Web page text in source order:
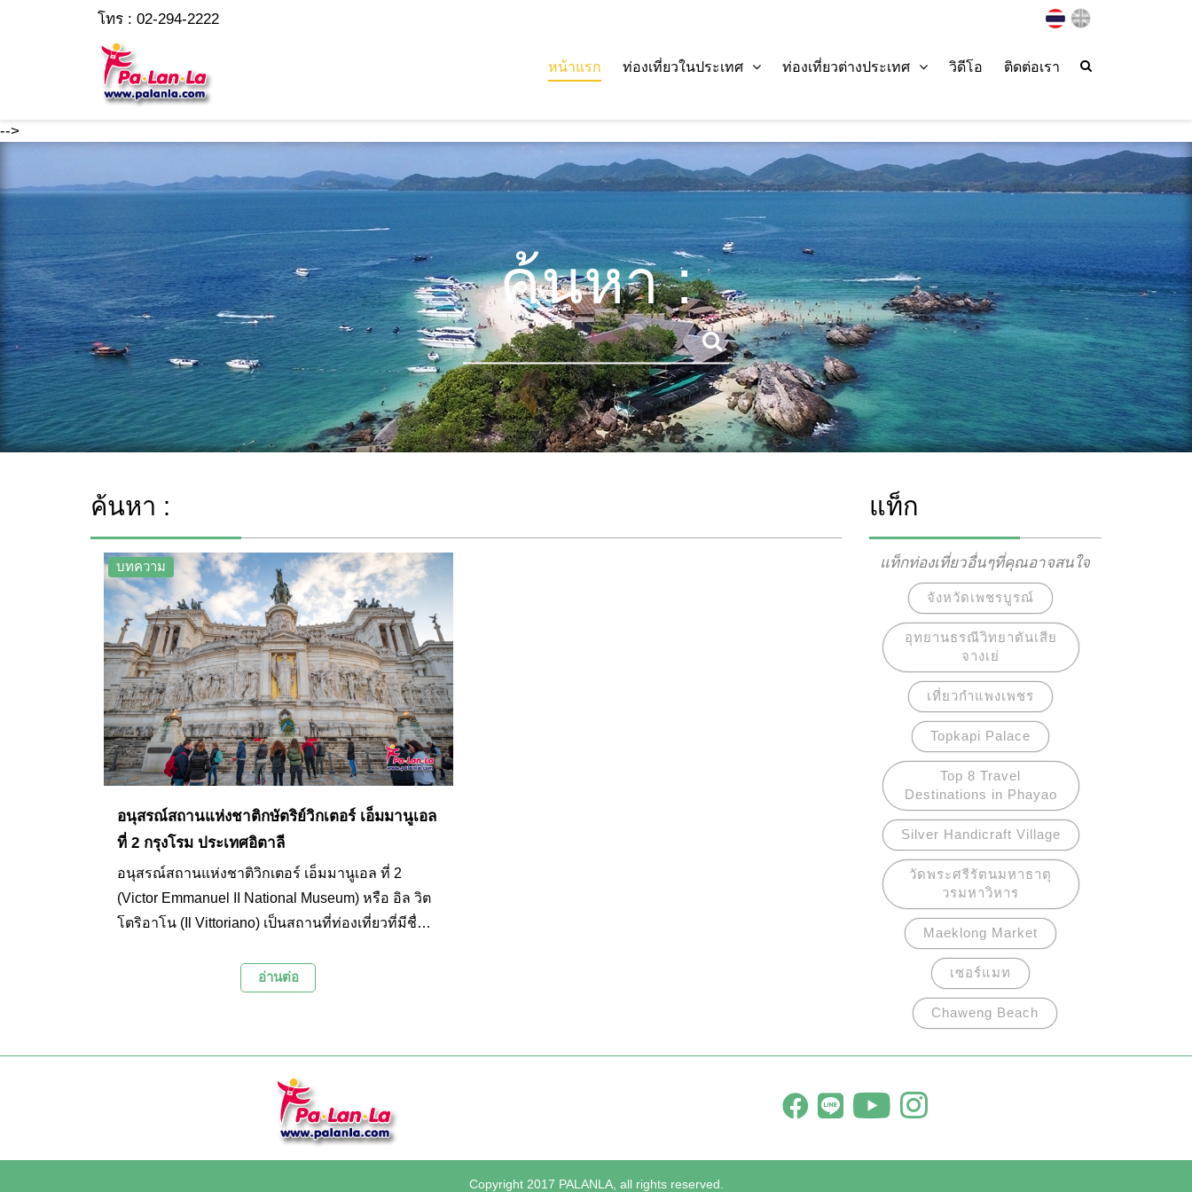
-->
โทร : 02-294-2222
หน้าแรก ท่องเที่ยวในประเทศ ท่องเที่ยวต่างประเทศ วิดีโอ ติดต่อเรา
ค้นหา :
ค้นหา :
บทความ
อนุสรณ์สถานแห่งชาติกษัตริย์วิกเตอร์ เอ็มมานูเอล
ที่ 2 กรุงโรม ประเทศอิตาลี
อนุสรณ์สถานแห่งชาติวิกเตอร์ เอ็มมานูเอล ที่ 2
(Victor Emmanuel II National Museum) หรือ อิล วิต
โตริอาโน (Il Vittoriano) เป็นสถานที่ท่องเที่ยวที่มีชื่อ
แด่แก่กษัตริย์องค์แรกของประเทศอิตาลี โดยด้านบน
สุดของอาคารอนุสรณ์สถานนั้นมีโดมแก้วอยู่ เป็นจุดที่
อ่านต่อ
แท็ก
แท็กท่องเที่ยวอื่นๆที่คุณอาจสนใจ
จังหวัดเพชรบูรณ์
อุทยานธรณีวิทยาตันเสีย
จางเย่
เที่ยวกำแพงเพชร
Topkapi Palace
Top 8 Travel
Destinations in Phayao
Silver Handicraft Village
วัดพระศรีรัตนมหาธาตุ
วรมหาวิหาร
Maeklong Market
เซอร์แมท
Chaweng Beach
Copyright 2017 PALANLA, all rights reserved.